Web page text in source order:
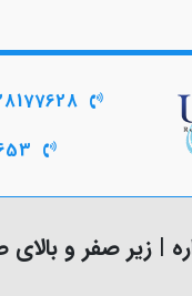
09128177628
| زیر صفر و بالای